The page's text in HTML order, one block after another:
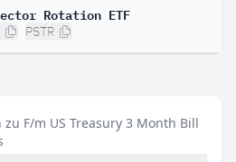
Rotation ETF
PSTR
F/m US Treasury 3 Month Bill